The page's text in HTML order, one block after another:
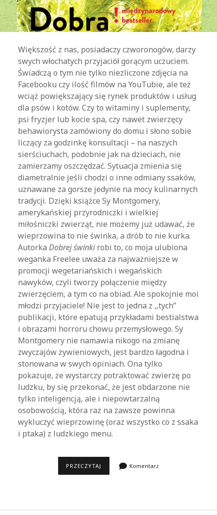
Większość z nas, posiadaczy czworonogów, darzy
swych włochatych przyjaciół gorącym uczuciem.
Świadczą o tym nie tylko niezliczone zdjęcia na
Facebooku czy ilość filmów na YouTubie, ale też
wciąż powiększający się rynek produktów i usług
dla psów i kotów. Czy to witaminy i suplementy,
psi fryzjer lub kocie spa, czy nawet zwierzęcy
behawiorysta zamówiony do domu i słono sobie
liczący za godzinkę konsultacji – na naszych
sierściuchach, podobnie jak na dzieciach, nie
zamierzamy oszczędzać. Sytuacja zmienia się
diametralnie jeśli chodzi o inne odmiany ssaków,
uznawane za gorsze jedynie na mocy kulinarnych
tradycji. Dzięki książce Sy Montgomery,
amerykańskiej przyrodniczki i wielkiej
miłośniczki zwierząt, nie możemy już udawać, że
wieprzowina to nie świnka, a drób to nie kurka.
AutorkaDobrej świnkirobi to, co moja ulubiona
weganka Freelee uważa za najważniejsze w
promocji wegetariańskich i wegańskich
nawyków, czyli tworzy połączenie między
zwierzęciem, a tym co na obiad. Ale spokojnie moi
młodzi przyjaciele! Nie jest to jedna z ,,tych”
publikacji, które epatują przykładami bestialstwa
i obrazami horroru chowu przemysłowego. Sy
Montgomery nie namawia nikogo na zmianę
zwyczajów żywieniowych, jest bardzo łagodna i
stonowana w swych opiniach. Ona tylko
pokazuje, że wystarczy potraktować zwierzę po
ludzku, by się przekonać, że jest obdarzone nie
tylko inteligencją, ale i niepowtarzalną
osobowością, która raz na zawsze powinna
wykluczyć wieprzowinę (oraz wszystko co z ssaka
i ptaka) z ludzkiego menu.
PRZECZYTAJ
ŻYCIE
Komentarz